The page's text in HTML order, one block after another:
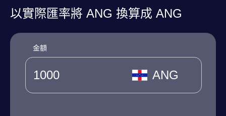
以實際匯率將 ANG 換算成 ANG
金額
ANG